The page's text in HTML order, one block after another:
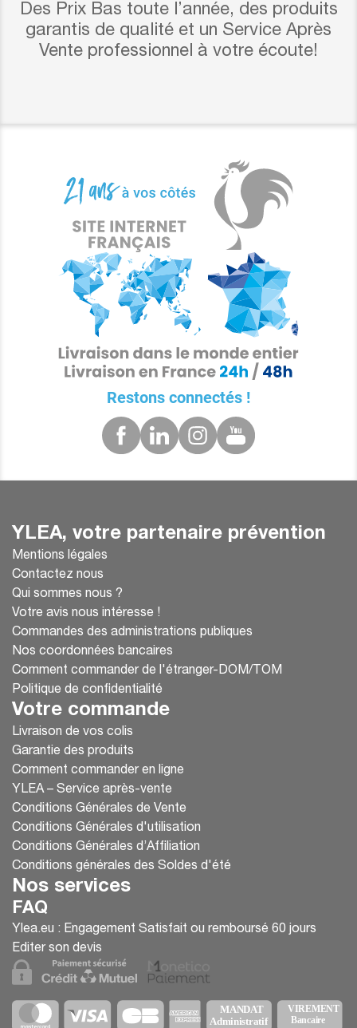
Des Prix Bas toute l’année, des produits
garantis de qualité et un Service Après
Vente professionnel à votre écoute!
Restons connectés !
YLEA, votre partenaire prévention
Mentions légales
Contactez nous
Qui sommes nous ?
Votre avis nous intéresse !
Commandes des administrations publiques
Nos coordonnées bancaires
Comment commander de l'étranger-DOM/TOM
Politique de confidentialité
Votre commande
Livraison de vos colis
Garantie des produits
Comment commander en ligne
YLEA – Service après-vente
Conditions Générales de Vente
Conditions Générales d'utilisation
Conditions Générales d’Affiliation
Conditions générales des Soldes d'été
Nos services
FAQ
Ylea.eu : Engagement Satisfait ou remboursé 60 jours
Editer son devis